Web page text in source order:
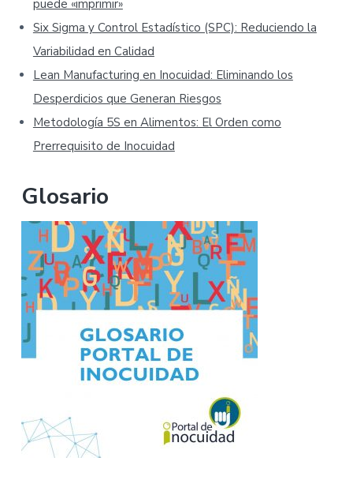
puede «imprimir»
Six Sigma y Control Estadístico (SPC): Reduciendo la
Variabilidad en Calidad
Lean Manufacturing en Inocuidad: Eliminando los
Desperdicios que Generan Riesgos
Metodología 5S en Alimentos: El Orden como
Prerrequisito de Inocuidad
Glosario